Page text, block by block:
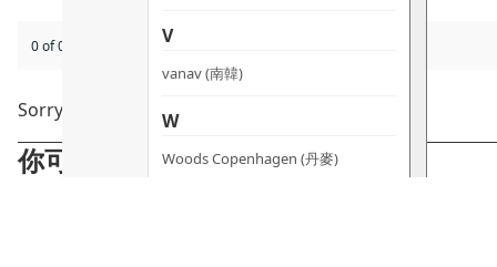
V
vanav (南韓)
W
Woods Copenhagen (丹麥)
0 of 0 reviews
Sorry, no reviews match your current selections
你可能會喜歡